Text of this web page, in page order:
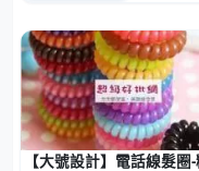
【大號設計】電話線髮